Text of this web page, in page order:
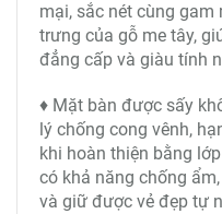
mại, sắc nét cùng
trưng của gỗ me tây,
đẳng cấp và giàu tính
♦ Mặt bàn được sấy
lý chống cong vênh,
khi hoàn thiện bằng
có khả năng chống
và giữ được vẻ đẹp tự